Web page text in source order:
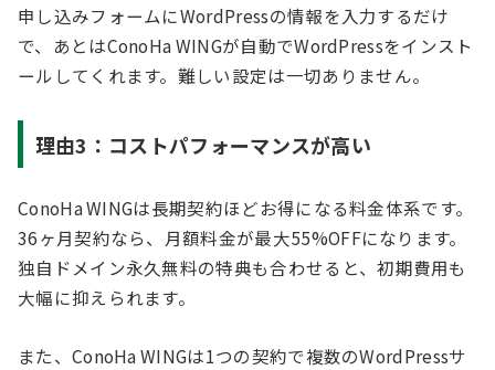
申し込みフォームにWordPressの情報を入力するだけ
で、あとはConoHa WINGが自動でWordPressをインスト
ールしてくれます。難しい設定は一切ありません。
理由3：コストパフォーマンスが高い
ConoHa WINGは長期契約ほどお得になる料金体系です。
36ヶ月契約なら、月額料金が最大55%OFFになります。
独自ドメイン永久無料の特典も合わせると、初期費用も
大幅に抑えられます。
また、ConoHa WINGは1つの契約で複数のWordPressサ